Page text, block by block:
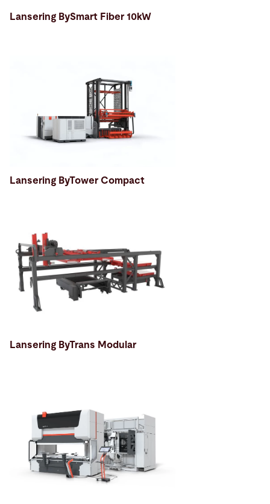
Lansering BySmart Fiber 10kW
Lansering ByTower Compact
Lansering ByTrans Modular